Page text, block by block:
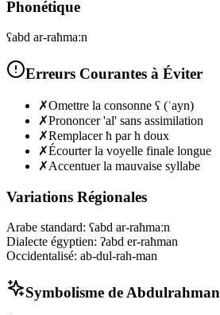
Phonétique
ʕabd ar-raħmaːn
Erreurs Courantes à Éviter
✗Omettre la consonne ʕ (ʿayn)
✗Prononcer 'al' sans assimilation
✗Remplacer ħ par h doux
✗Écourter la voyelle finale longue
✗Accentuer la mauvaise syllabe
Variations Régionales
Arabe standard: ʕabd ar-raħmaːn
Dialecte égyptien: ʔabd er-raħman
Occidentalisé: ab-dul-rah-man
Symbolisme de Abdulrahman